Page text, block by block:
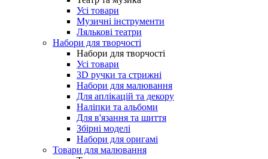
Усі товари
Музичні інструменти
Лялькові театри
Набори для творчості
Набори для творчості
Усі товари
3D ручки та стрижні
Набори для малювання
Для аплікацій та декору
Наліпки та альбоми
Для в'язання та шиття
Збірні моделі
Набори для оригамі
Товари для малювання